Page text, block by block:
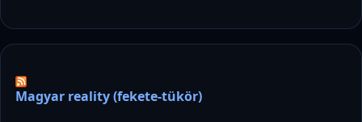
Magyar reality (fekete-tükör)